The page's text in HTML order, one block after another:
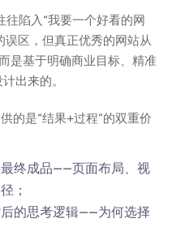
陷入“我要一个好看的网
误区，但真正优秀的网站从
是基于明确商业目标、精准
出来的。
的是“结果+过程”的双重价
终成品——页面布局、视
；
的思考逻辑——为何选择